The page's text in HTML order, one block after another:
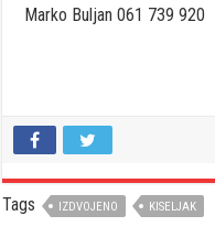
Marko Buljan 061 739 920
Tags IZDVOJENO KISELJAK